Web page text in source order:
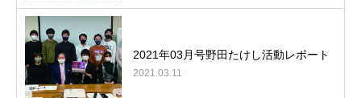
2021年03月号野田たけし活動レポート
2021.03.11